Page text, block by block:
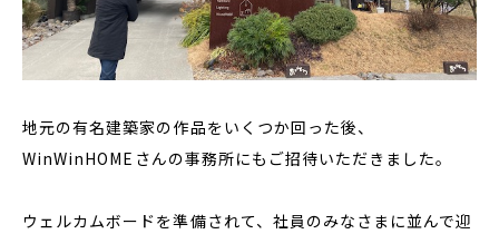
地元の有名建築家の作品をいくつか回った後、
WinWinHOMEさんの事務所にもご招待いただきました。
ウェルカムボードを準備されて、社員のみなさまに並んで迎